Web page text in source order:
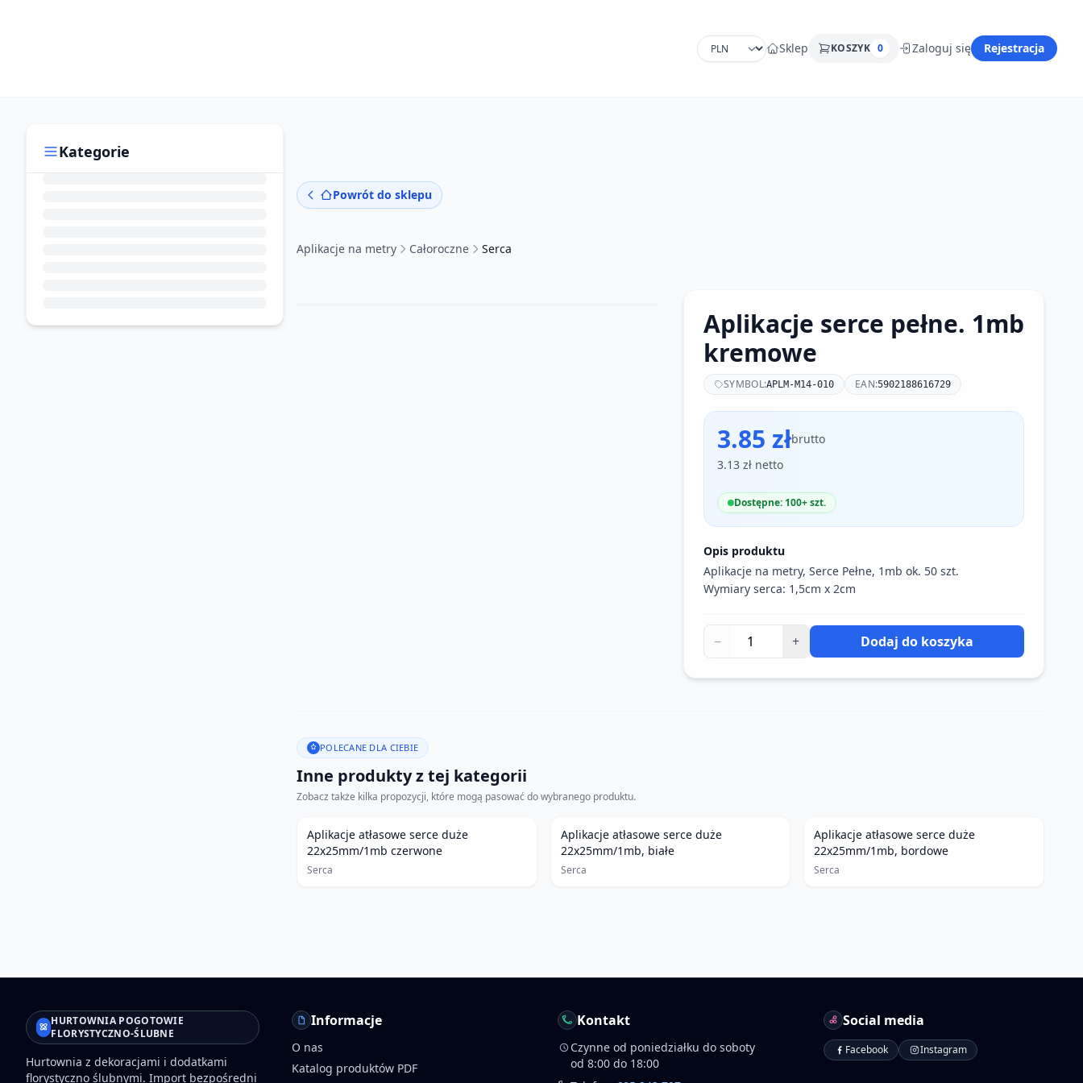
Sklep KOSZYK 0 Zaloguj się Rejestracja
Kategorie
Powrót do sklepu
Aplikacje na metry Całoroczne Serca
Aplikacje serce pełne. 1mb
kremowe
SYMBOL:APLM-M14-010 EAN:5902188616729
3.85 złbrutto
3.13 zł netto
Dostępne: 100+ szt.
Opis produktu
Aplikacje na metry, Serce Pełne, 1mb ok. 50 szt.
Wymiary serca: 1,5cm x 2cm
− + Dodaj do koszyka
POLECANE DLA CIEBIE
Inne produkty z tej kategorii
Zobacz także kilka propozycji, które mogą pasować do wybranego produktu.
Aplikacje atłasowe serce duże
22x25mm/1mb czerwone
Serca
Aplikacje atłasowe serce duże
22x25mm/1mb, białe
Serca
Aplikacje atłasowe serce duże
22x25mm/1mb, bordowe
Serca
HURTOWNIA POGOTOWIE
FLORYSTYCZNO-ŚLUBNE
Hurtownia z dekoracjami i dodatkami
florystyczno ślubnymi. Import bezpośredni
Informacje
O nas
Katalog produktów PDF
Kontakt
Czynne od poniedziałku do soboty
od 8:00 do 18:00
Social media
Facebook Instagram